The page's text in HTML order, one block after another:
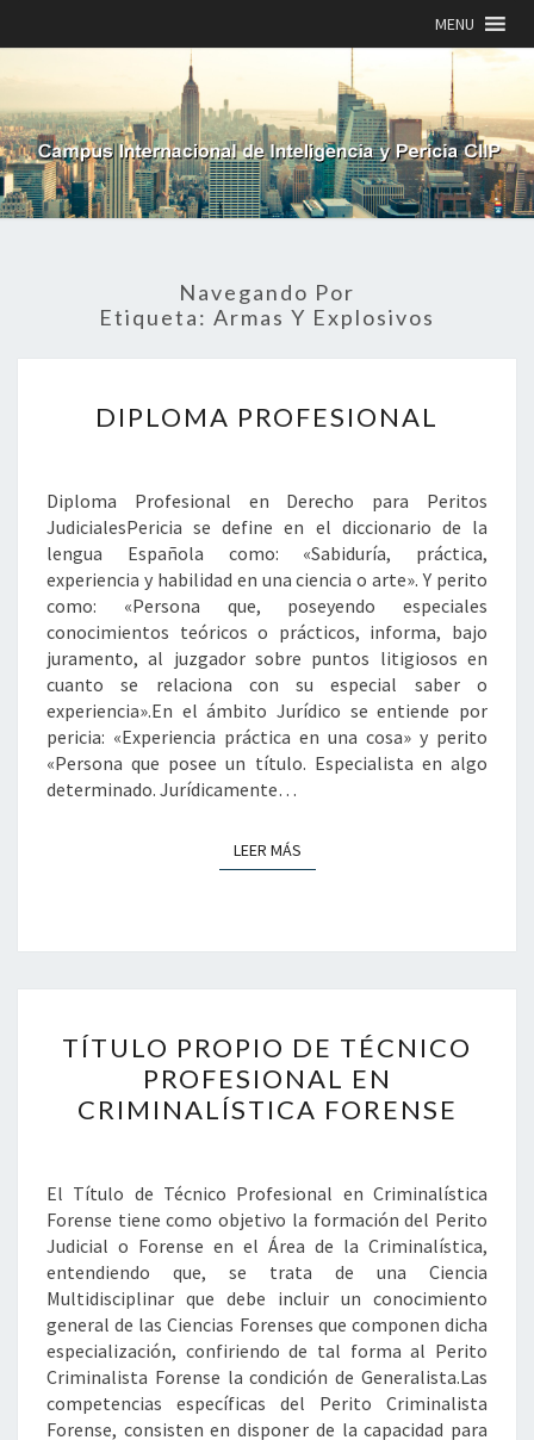
MENU
Navegando Por
Etiqueta: Armas Y Explosivos
PROFESIONAL
DIPLOMA PROFESIONAL
Diploma Profesional en Derecho para Peritos
JudicialesPericia se define en el diccionario de la
lengua Española como: «Sabiduría, práctica,
experiencia y habilidad en una ciencia o arte». Y perito
como: «Persona que, poseyendo especiales
conocimientos teóricos o prácticos, informa, bajo
juramento, al juzgador sobre puntos litigiosos en
cuanto se relaciona con su especial saber o
experiencia».En el ámbito Jurídico se entiende por
pericia: «Experiencia práctica en una cosa» y perito
«Persona que posee un título. Especialista en algo
determinado. Jurídicamente…
LEER MÁSLEER MÁS
PROPIO
DE
TÉCNICO
PROFESIONAL
FORENSE
TÍTULO PROPIO DE TÉCNICO
PROFESIONAL EN
CRIMINALÍSTICA FORENSE
El Título de Técnico Profesional en Criminalística
Forense tiene como objetivo la formación del Perito
Judicial o Forense en el Área de la Criminalística,
entendiendo que, se trata de una Ciencia
Multidisciplinar que debe incluir un conocimiento
general de las Ciencias Forenses que componen dicha
especialización, confiriendo de tal forma al Perito
Criminalista Forense la condición de Generalista.Las
competencias específicas del Perito Criminalista
Forense, consisten en disponer de la capacidad para